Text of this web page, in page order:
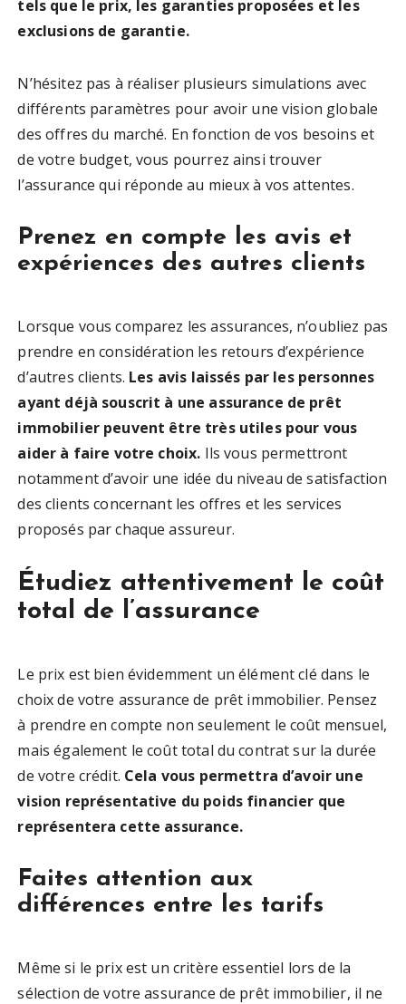
tels que le prix, les garanties proposées et les
exclusions de garantie.
N’hésitez pas à réaliser plusieurs simulations avec
différents paramètres pour avoir une vision globale
des offres du marché. En fonction de vos besoins et
de votre budget, vous pourrez ainsi trouver
l’assurance qui réponde au mieux à vos attentes.
Prenez en compte les avis et
expériences des autres clients
Lorsque vous comparez les assurances, n’oubliez pas
prendre en considération les retours d’expérience
d’autres clients. Les avis laissés par les personnes
ayant déjà souscrit à une assurance de prêt
immobilier peuvent être très utiles pour vous
aider à faire votre choix. Ils vous permettront
notamment d’avoir une idée du niveau de satisfaction
des clients concernant les offres et les services
proposés par chaque assureur.
Étudiez attentivement le coût
total de l’assurance
Le prix est bien évidemment un élément clé dans le
choix de votre assurance de prêt immobilier. Pensez
à prendre en compte non seulement le coût mensuel,
mais également le coût total du contrat sur la durée
de votre crédit. Cela vous permettra d’avoir une
vision représentative du poids financier que
représentera cette assurance.
Faites attention aux
différences entre les tarifs
Même si le prix est un critère essentiel lors de la
sélection de votre assurance de prêt immobilier, il ne